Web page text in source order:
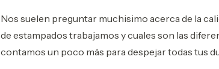
Nos suelen preguntar muchisimo acerca de la
de estampados trabajamos y cuales son las
contamos un poco más para despejar todas tus